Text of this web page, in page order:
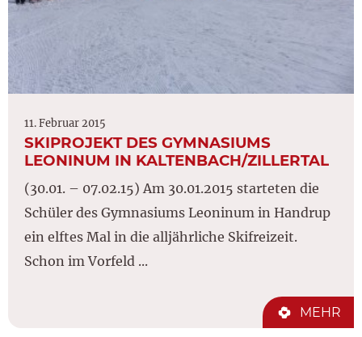
11. Februar 2015
SKIPROJEKT DES GYMNASIUMS
LEONINUM IN KALTENBACH/ZILLERTAL
(30.01. – 07.02.15) Am 30.01.2015 starteten die
Schüler des Gymnasiums Leoninum in Handrup
ein elftes Mal in die alljährliche Skifreizeit.
Schon im Vorfeld ...
MEHR